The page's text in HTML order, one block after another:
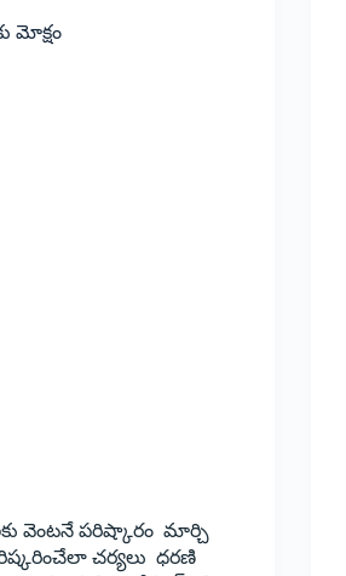
మోక్షం
వెంటనే పరిష్కారం మార్చి
చర్యలు ధరణి